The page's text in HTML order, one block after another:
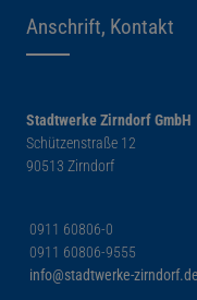
Anschrift, Kontakt
Stadtwerke Zirndorf GmbH
Schützenstraße 12
90513 Zirndorf
0911 60806-0
0911 60806-9555
info@stadtwerke-zirndorf.de